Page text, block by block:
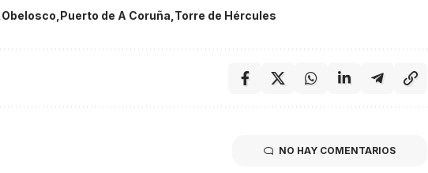
Obelosco Puerto de A Coruña Torre de Hércules
NO HAY COMENTARIOS